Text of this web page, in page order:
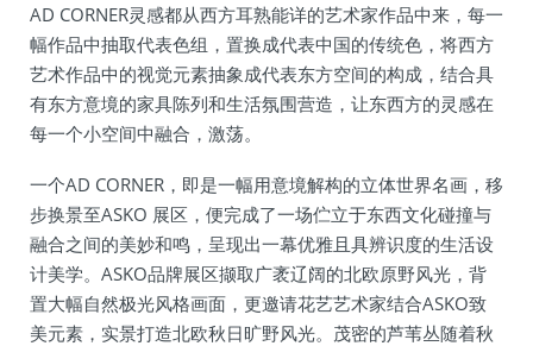
AD CORNER灵感都从西方耳熟能详的艺术家作品中来，每一
幅作品中抽取代表色组，置换成代表中国的传统色，将西方
艺术作品中的视觉元素抽象成代表东方空间的构成，结合具
有东方意境的家具陈列和生活氛围营造，让东西方的灵感在
每一个小空间中融合，激荡。
一个AD CORNER，即是一幅用意境解构的立体世界名画，移
步换景至ASKO 展区，便完成了一场伫立于东西文化碰撞与
融合之间的美妙和鸣，呈现出一幕优雅且具辨识度的生活设
计美学。ASKO品牌展区撷取广袤辽阔的北欧原野风光，背
置大幅自然极光风格画面，更邀请花艺艺术家结合ASKO致
美元素，实景打造北欧秋日旷野风光。茂密的芦苇丛随着秋